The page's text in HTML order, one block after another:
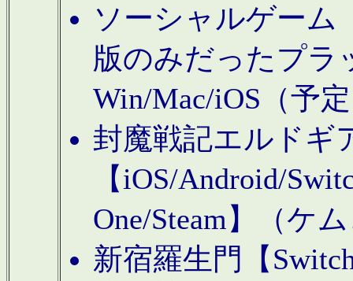
ソーシャルゲーム
版のみだったプラ
Win/Mac/iOS（予
封魔戦記エルドギ
【iOS/Android/
One/Steam】（ケ
新宿羅生門【